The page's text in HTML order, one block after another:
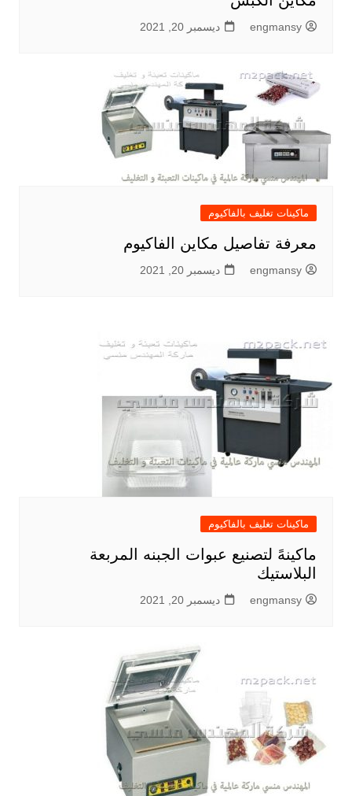
engmansy ديسمبر 20, 2021
ماكينات تغليف بالفاكيوم
معرفة تفاصيل مكاين الفاكيوم
engmansy ديسمبر 20, 2021
ماكينات تغليف بالفاكيوم
ماكينهً لتصنيع عبوات الجبنه المربعة
البلاستيك
engmansy ديسمبر 20, 2021